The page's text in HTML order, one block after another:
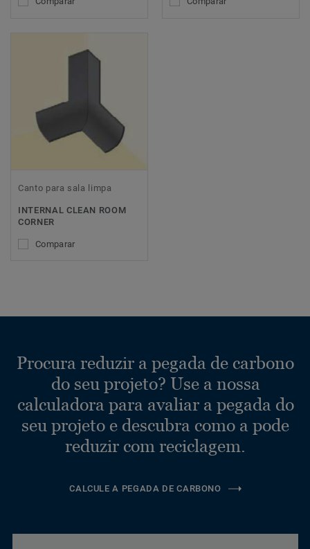
Canto para sala limpa
INTERNAL CLEAN ROOM
CORNER
Comparar
Procura reduzir a pegada de carbono
do seu projeto? Use a nossa
calculadora para avaliar a pegada do
seu projeto e descubra como a pode
reduzir com reciclagem.
CALCULE A PEGADA DE CARBONO